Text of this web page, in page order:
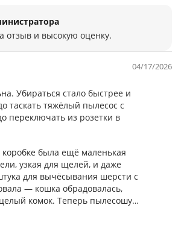
отзыв и высокую оценку.
04/17/2026
Убираться стало быстрее и
таскать тяжёлый пылесос с
переключать из розетки в
коробке была ещё маленькая
узкая для щелей, и даже
для вычёсывания шерсти с
— кошка обрадовалась,
комок. Теперь пылесошу
сравнению с обычными
очень тихо